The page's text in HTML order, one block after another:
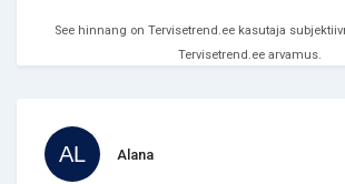
See hinnang on Tervisetrend.ee kasutaja
Tervisetrend.ee arvamus.
Alana